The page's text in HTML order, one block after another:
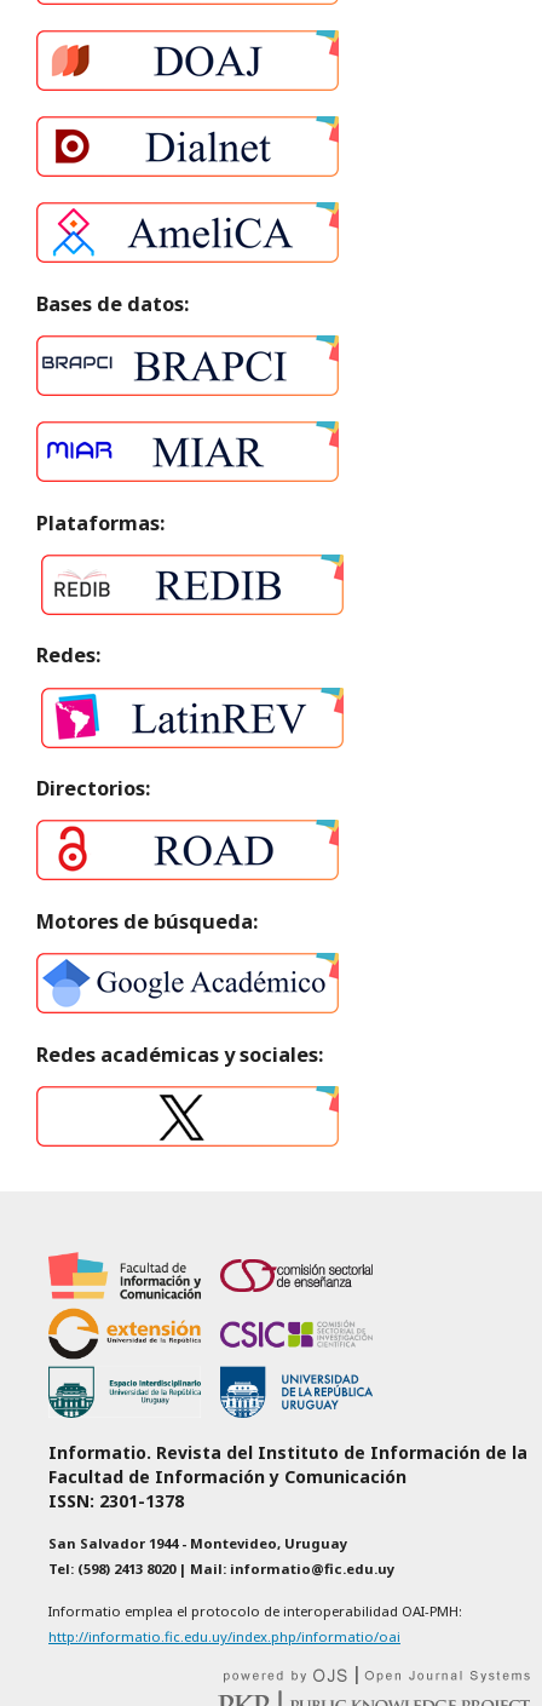
Bases de datos:
Plataformas:
Redes:
Directorios:
Motores de búsqueda:
Redes académicas y sociales:
Informatio. Revista del Instituto de Información de la
Facultad de Información y Comunicación
ISSN: 2301-1378
San Salvador 1944 - Montevideo, Uruguay
Tel: (598) 2413 8020 | Mail: informatio@fic.edu.uy
Informatio emplea el protocolo de interoperabilidad OAI-PMH:
http://informatio.fic.edu.uy/index.php/informatio/oai